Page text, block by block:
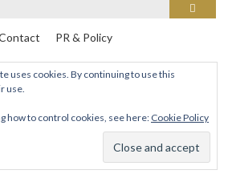
PR & Policy
uses cookies. By continuing to use this
use.
how to control cookies, see here: Cookie Policy